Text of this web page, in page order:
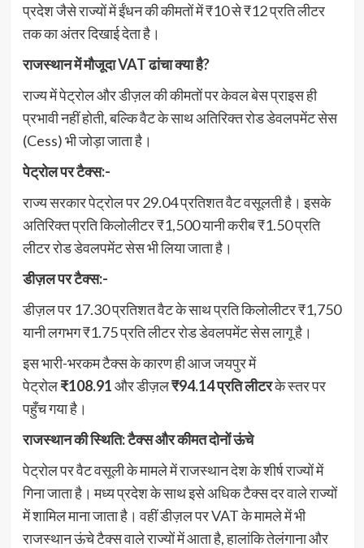
प्रदेश जैसे राज्यों में ईंधन की कीमतों में ₹10 से ₹12 प्रति लीटर
तक का अंतर दिखाई देता है।
राजस्थान में मौजूदा VAT ढांचा क्या है?
राज्य में पेट्रोल और डीज़ल की कीमतों पर केवल बेस प्राइस ही
प्रभावी नहीं होती, बल्कि वैट के साथ अतिरिक्त रोड डेवलपमेंट सेस
(Cess) भी जोड़ा जाता है।
पेट्रोल पर टैक्स:-
राज्य सरकार पेट्रोल पर 29.04 प्रतिशत वैट वसूलती है। इसके
अतिरिक्त प्रति किलोलीटर ₹1,500 यानी करीब ₹1.50 प्रति
लीटर रोड डेवलपमेंट सेस भी लिया जाता है।
डीज़ल पर टैक्स:-
डीज़ल पर 17.30 प्रतिशत वैट के साथ प्रति किलोलीटर ₹1,750
यानी लगभग ₹1.75 प्रति लीटर रोड डेवलपमेंट सेस लागू है।
इस भारी-भरकम टैक्स के कारण ही आज जयपुर में
पेट्रोल₹108.91और डीज़ल₹94.14 प्रति लीटरके स्तर पर
पहुँच गया है।
राजस्थान की स्थिति: टैक्स और कीमत दोनों ऊंचे
पेट्रोल पर वैट वसूली के मामले में राजस्थान देश के शीर्ष राज्यों में
गिना जाता है। मध्य प्रदेश के साथ इसे अधिक टैक्स दर वाले राज्यों
में शामिल माना जाता है। वहीं डीज़ल पर VAT के मामले में भी
राजस्थान ऊंचे टैक्स वाले राज्यों में आता है, हालांकि तेलंगाना और